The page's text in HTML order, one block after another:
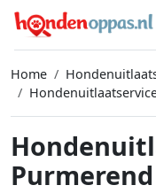
Home
Purmerend